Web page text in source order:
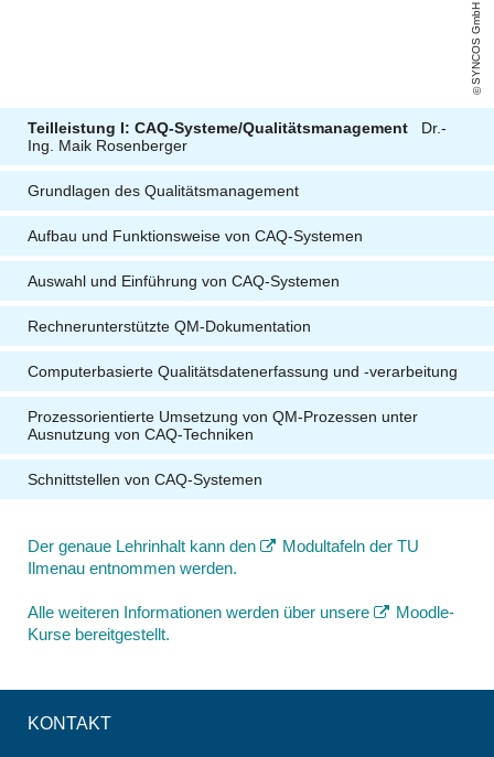
SYNCOS GmbH
Teilleistung I: CAQ-Systeme/Qualitätsmanagement Dr.-
Ing. Maik Rosenberger
Grundlagen des Qualitätsmanagement
Aufbau und Funktionsweise von CAQ-Systemen
Auswahl und Einführung von CAQ-Systemen
Rechnerunterstützte QM-Dokumentation
Computerbasierte Qualitätsdatenerfassung und -verarbeitung
Prozessorientierte Umsetzung von QM-Prozessen unter
Ausnutzung von CAQ-Techniken
Schnittstellen von CAQ-Systemen
Der genaue Lehrinhalt kann den
Modultafeln der TU
Ilmenau entnommen werden.
Alle weiteren Informationen werden über unsere
Moodle-
Kurse bereitgestellt.
KONTAKT